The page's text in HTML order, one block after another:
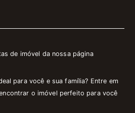
de imóvel da nossa página
para você e sua família? Entre em
o imóvel perfeito para você